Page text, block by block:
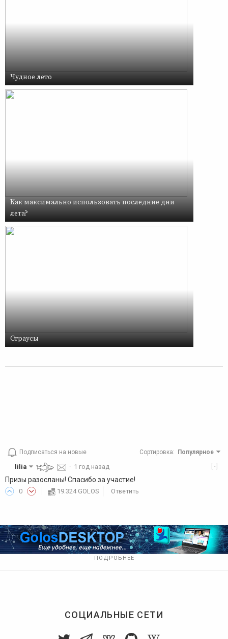
Чудное лето
Как максимально использовать последние дни
лета?
Страусы
Подписаться на новые Сортировка: Популярное
[-]
lilia · 1 год назад
Призы разосланы! Спасибо за участие!
0 19.324 GOLOS Ответить
ПОДРОБНЕЕ
СОЦИАЛЬНЫЕ СЕТИ